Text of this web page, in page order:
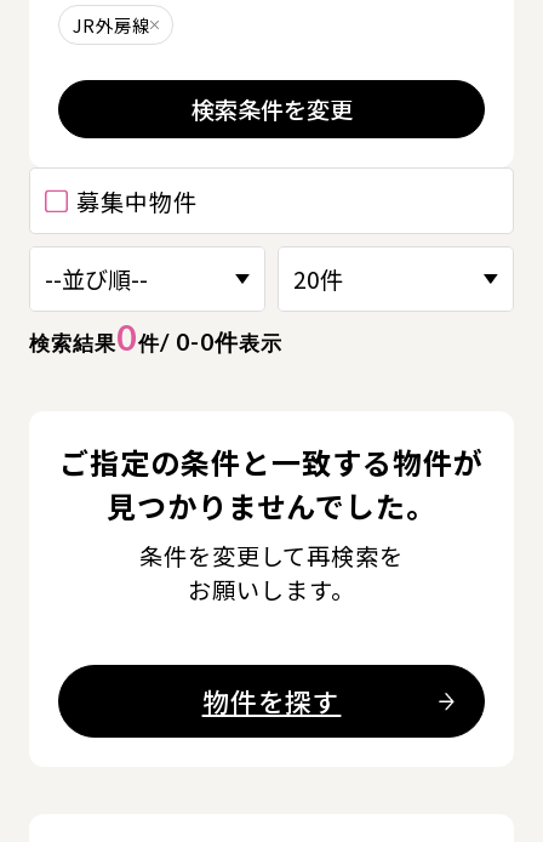
検索結果0件/ 0-0件表示
募集中物件
ご指定の条件と一致する物件が
見つかりませんでした。
条件を変更して再検索を
お願いします。
物件を探す
JR外房線削除する
検索条件を変更